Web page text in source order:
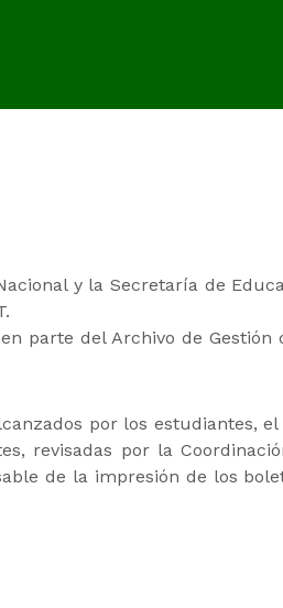
y la Secretaría de
parte del Archivo de Gestión
por los estudiantes,
revisadas por la
de la impresión de los